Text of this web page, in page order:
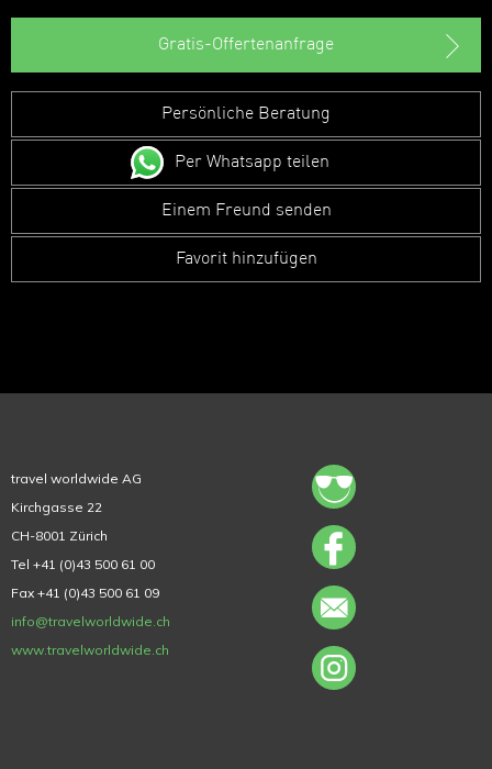
Gratis-Offertenanfrage
Persönliche Beratung
Per Whatsapp teilen
Einem Freund senden
Favorit hinzufügen
travel worldwide AG
Kirchgasse 22
CH-8001 Zürich
Tel +41 (0)43 500 61 00
Fax +41 (0)43 500 61 09
info@travelworldwide.ch
www.travelworldwide.ch